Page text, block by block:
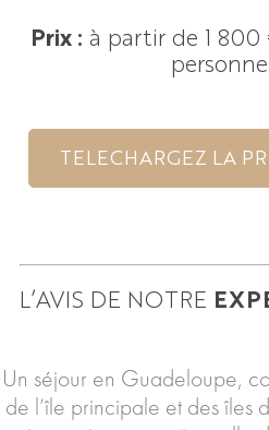
Prix : à partir de 1 800
TELECHARGEZ LA
L’AVIS DE NOTRE
Un séjour en Guadeloupe,
de l’île principale et des îles